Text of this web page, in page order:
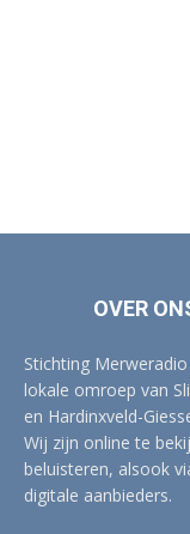
OVER
Stichting
lokale omroep van
en Hardinxveld-
Wij zijn online te
beluisteren, alsook
digitale aanbieders.